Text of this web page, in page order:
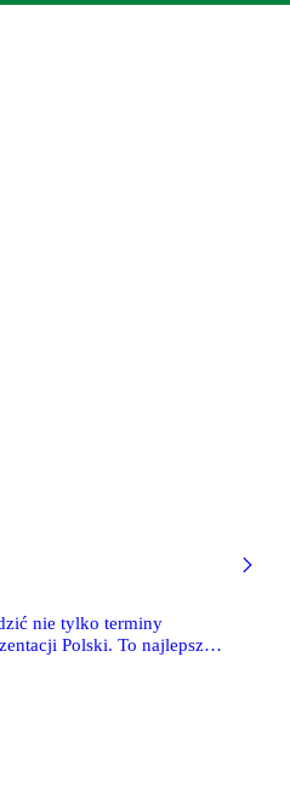
nie tylko terminy
Polski. To najlepszy